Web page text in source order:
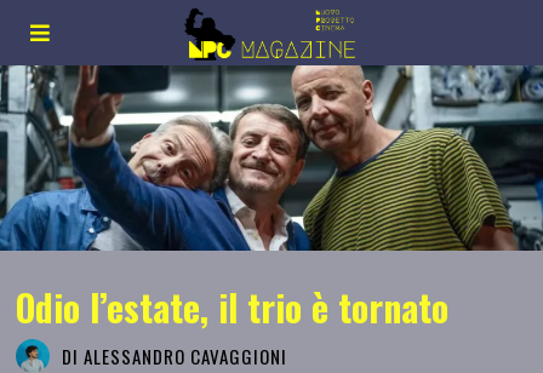
Odio l’estate, il trio è tornato
DIALESSANDRO CAVAGGIONI